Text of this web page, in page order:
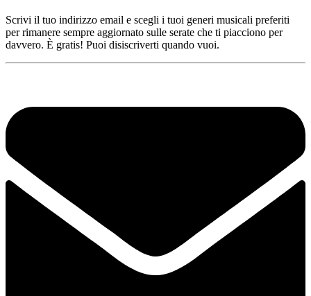
Scrivi il tuo indirizzo email e scegli i tuoi generi musicali preferiti
per rimanere sempre aggiornato sulle serate che ti piacciono per
davvero. È gratis! Puoi disiscriverti quando vuoi.